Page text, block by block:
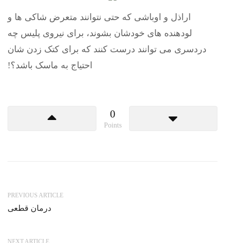
اراذل و اوباشی که حتی نتوانند متعرض شاکی ها و
لودهنده های خودشان بشوند، برای نیروی پلیس چه
دردسری می توانند درست کنند که برای کتک زدن شان
احتیاج به ماسک باشد؟!
0
Points
PREVIOUS ARTICLE
درمان قطعی
NEXT ARTICLE